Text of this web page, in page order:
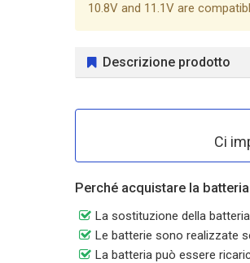
10.8V and 11.1V are
Descrizione prodotto
Ci
Perché acquistare la
La sostituzione della
Le batterie sono realizzate
La batteria può essere